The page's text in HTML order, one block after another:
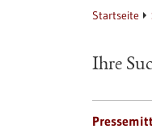
Startseite
Ihre